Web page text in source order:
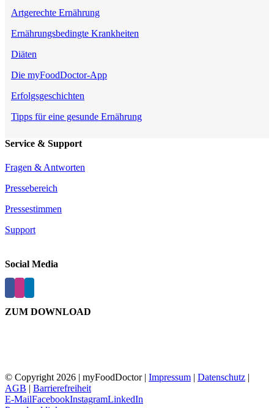
Artgerechte Ernährung
Ernährungsbedingte Krankheiten
Diäten
Die myFoodDoctor-App
Erfolgsgeschichten
Tipps für eine gesunde Ernährung
Service & Support
Fragen & Antworten
Pressebereich
Pressestimmen
Support
Social Media
ZUM DOWNLOAD
© Copyright2026 | myFoodDoctor | Impressum Datenschutz
AGB
Barrierefreiheit
E-MailFacebookInstagramLinkedIn